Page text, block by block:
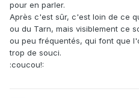
pour en parler.
Après c'est sûr, c'est loin de ce
ou du Tarn, mais visiblement ce
ou peu fréquentés, qui font que
trop de souci.
:coucou!: